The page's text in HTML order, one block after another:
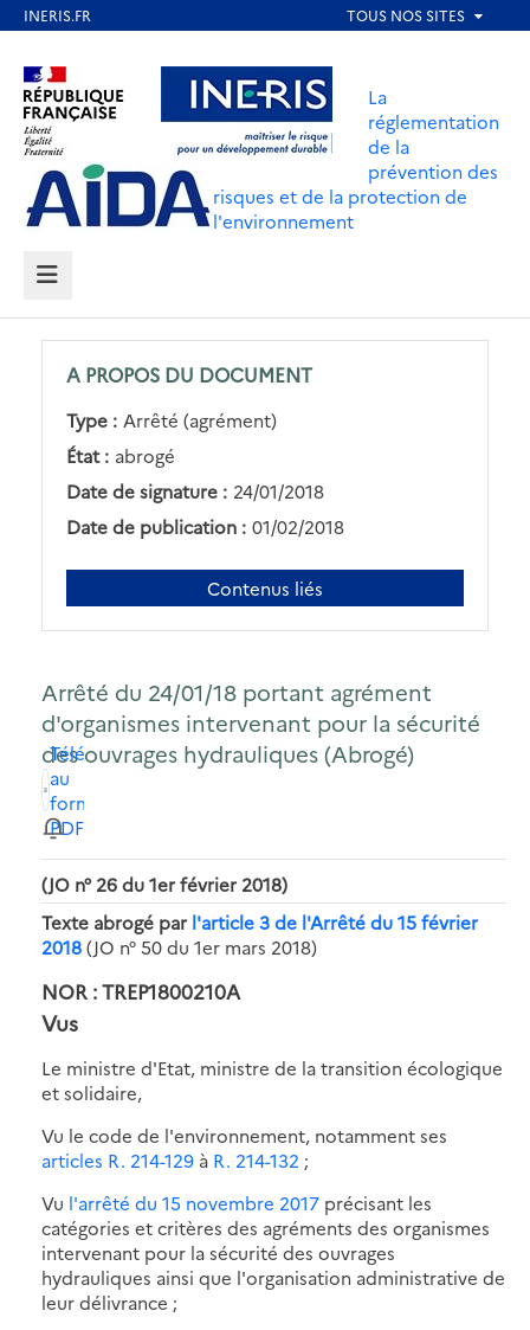
contenu
principal
Aller au contenu Aller au menu
Aller au pied de page
La
réglementation
de la
prévention des
risques et de la protection de
l'environnement
MENU
A PROPOS DU DOCUMENT
Type : Arrêté (agrément)
État : abrogé
Date de signature : 24/01/2018
Date de publication : 01/02/2018
Contenus liés
Arrêté du 24/01/18 portant agrément
d'organismes intervenant pour la sécurité
des ouvrages hydrauliques (Abrogé)
Télécharger
au
format
PDF
(JO n° 26 du 1er février 2018)
Texte abrogé par l'article 3 de l'Arrêté du 15 février
2018(JO n° 50 du 1er mars 2018)
NOR : TREP1800210A
Vus
Le ministre d'Etat, ministre de la transition écologique
et solidaire,
Vu le code de l'environnement, notamment ses
articles R. 214-129 à R. 214-132 ;
Vu l'arrêté du 15 novembre 2017 précisant les
catégories et critères des agréments des organismes
intervenant pour la sécurité des ouvrages
hydrauliques ainsi que l'organisation administrative de
leur délivrance ;